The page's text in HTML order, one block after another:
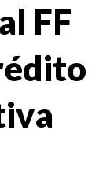
FF